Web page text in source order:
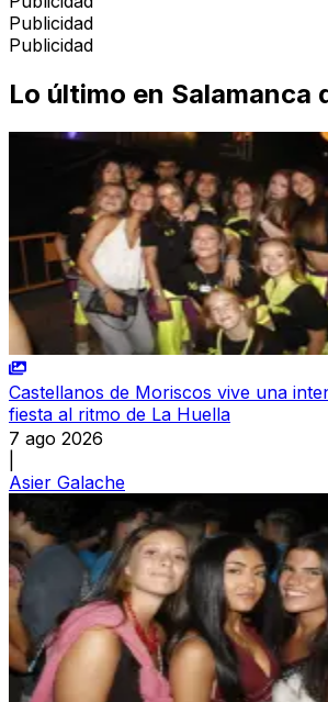
Publicidad
Publicidad
Lo último en Salamanca
Castellanos de Moriscos vive una
fiesta al ritmo de La Huella
7 ago 2026
Asier Galache